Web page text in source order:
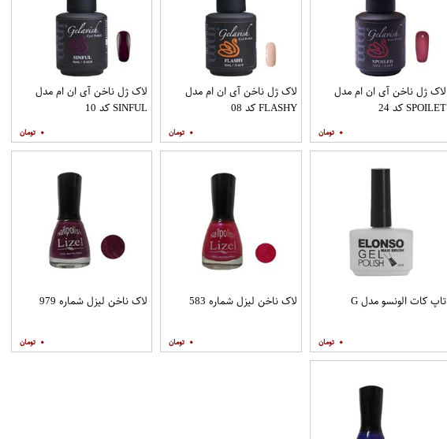
لاک ژل ناخن آی ان ام مدل
SPOILET کد 24
۰
لاک ژل ناخن آی ان ام مدل
FLASHY کد 08
۰
لاک ژل ناخن آی ان ام مدل
SINFUL کد 10
۰
تاپ کات الونسو مدل G
۰
لاک ناخن لیزل شماره 583
۰
لاک ناخن لیزل شماره 979
۰